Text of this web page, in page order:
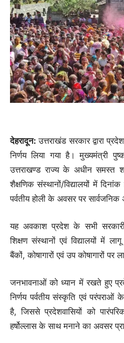
देहरादून: उत्तराखंड सरकार द्वारा
निर्णय लिया गया है। मुख्यमंत्री
उत्तराखण्ड राज्य के अधीन समस्त
शैक्षणिक संस्थानों/विद्यालयों में
पर्वतीय होली के अवसर पर
यह अवकाश प्रदेश के सभी सरकारी
शिक्षण संस्थानों एवं विद्यालयों में
बैंकों, कोषागारों एवं उप कोषागारों पर
जनभावनाओं को ध्यान में रखते हुए
निर्णय पर्वतीय संस्कृति एवं
है, जिससे प्रदेशवासियों को
हर्षोल्लास के साथ मनाने का अवसर